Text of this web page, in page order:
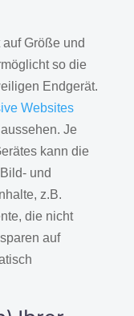
auf Größe und
so die
Endgerät.
Websites
Je
kann die
und
z.B.
die nicht
auf